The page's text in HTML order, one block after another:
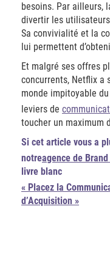
besoins. Par ailleurs,
divertir les
Sa convivialité et la
lui permettent
Et malgré ses offres
concurrents, Netflix a
monde impitoyable
leviers de
toucher un maximum
Si cet article vous a
notreagence de
livre blanc
« Placez la
d’Acquisition »